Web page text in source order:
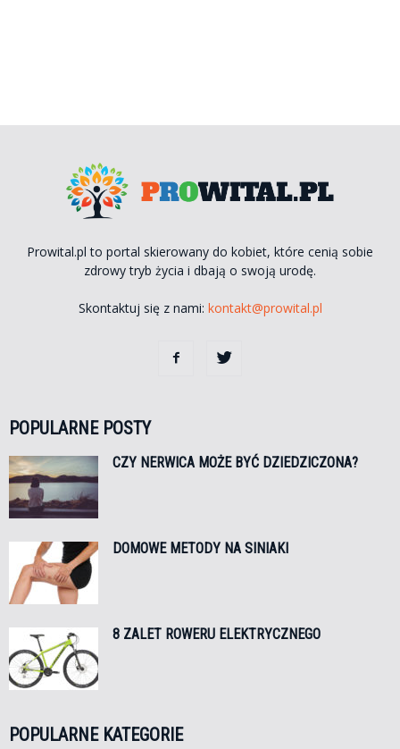
Prowital.pl to portal skierowany do kobiet, które cenią sobie
zdrowy tryb życia i dbają o swoją urodę.
Skontaktuj się z nami: kontakt@prowital.pl
POPULARNE POSTY
CZY NERWICA MOŻE BYĆ DZIEDZICZONA?
DOMOWE METODY NA SINIAKI
8 ZALET ROWERU ELEKTRYCZNEGO
POPULARNE KATEGORIE